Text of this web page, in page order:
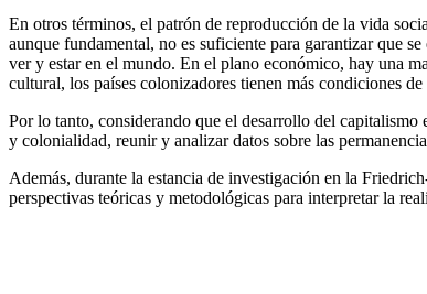
En otros términos, el patrón de reproducción de la vida
aunque fundamental, no es suficiente para garantizar que
ver y estar en el mundo. En el plano económico, hay una
cultural, los países colonizadores tienen más condiciones
Por lo tanto, considerando que el desarrollo del
y colonialidad, reunir y analizar datos sobre las
Además, durante la estancia de investigación en la
perspectivas teóricas y metodológicas para interpretar la